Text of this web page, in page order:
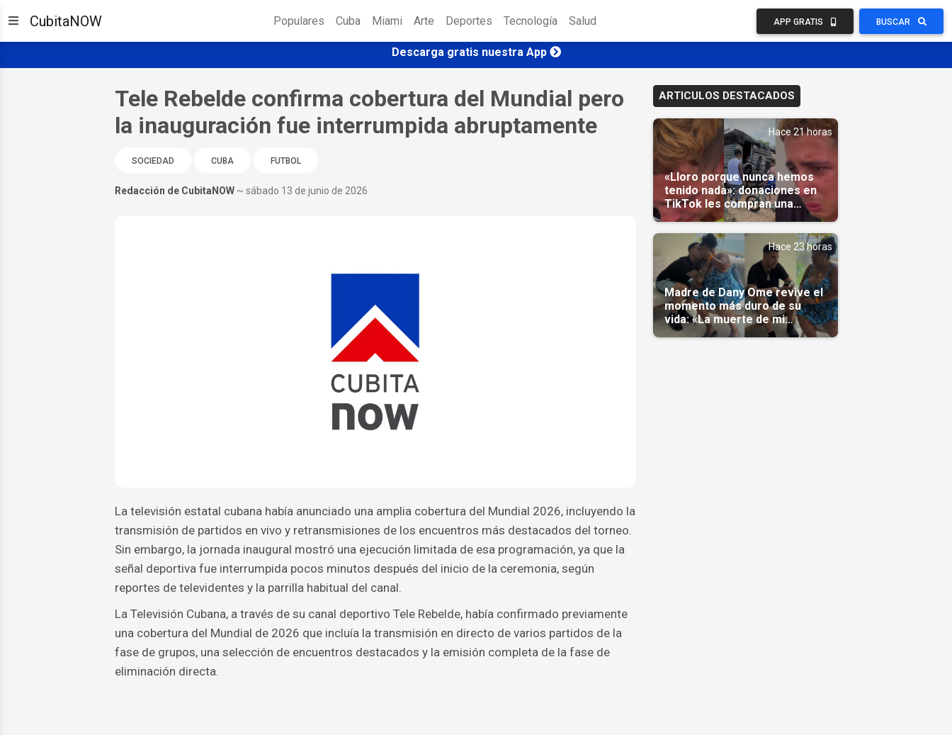
CubitaNOW Populares Cuba Miami Arte Deportes Tecnología Salud APP GRATIS BUSCAR
Descarga gratis nuestra App
Tele Rebelde confirma cobertura del Mundial pero
la inauguración fue interrumpida abruptamente
SOCIEDAD CUBA FUTBOL
Redacción de CubitaNOW ~ sábado 13 de junio de 2026
La televisión estatal cubana había anunciado una amplia cobertura del Mundial 2026, incluyendo la
transmisión de partidos en vivo y retransmisiones de los encuentros más destacados del torneo.
Sin embargo, la jornada inaugural mostró una ejecución limitada de esa programación, ya que la
señal deportiva fue interrumpida pocos minutos después del inicio de la ceremonia, según
reportes de televidentes y la parrilla habitual del canal.
La Televisión Cubana, a través de su canal deportivo Tele Rebelde, había confirmado previamente
una cobertura del Mundial de 2026 que incluía la transmisión en directo de varios partidos de la
fase de grupos, una selección de encuentros destacados y la emisión completa de la fase de
eliminación directa.
ARTICULOS DESTACADOS
Hace 21 horas
«Lloro porque nunca hemos
tenido nada»: donaciones en
TikTok les compran una
casa(Video)
Hace 23 horas
Madre de Dany Ome revive el
momento más duro de su
vida: «La muerte de mi
nieto»(Video)